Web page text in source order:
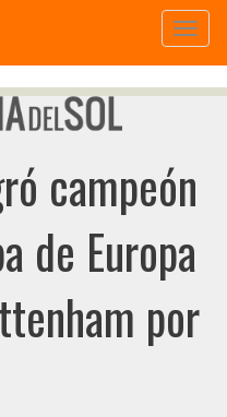
campeón
de Europa
por